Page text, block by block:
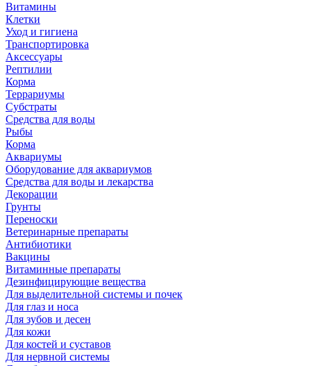
Витамины
Клетки
Уход и гигиена
Транспортировка
Аксессуары
Рептилии
Корма
Террариумы
Субстраты
Средства для воды
Рыбы
Корма
Аквариумы
Оборудование для аквариумов
Средства для воды и лекарства
Декорации
Грунты
Переноски
Ветеринарные препараты
Антибиотики
Вакцины
Витаминные препараты
Дезинфицирующие вещества
Для выделительной системы и почек
Для глаз и носа
Для зубов и десен
Для кожи
Для костей и суставов
Для нервной системы